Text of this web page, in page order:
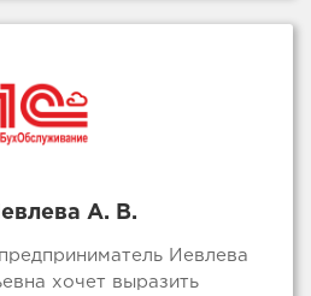
А. В.
Иевлева
хочет выразить